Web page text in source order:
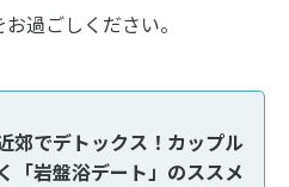
過ごしください。
郊でデトックス！カップル
「岩盤浴デート」のススメ